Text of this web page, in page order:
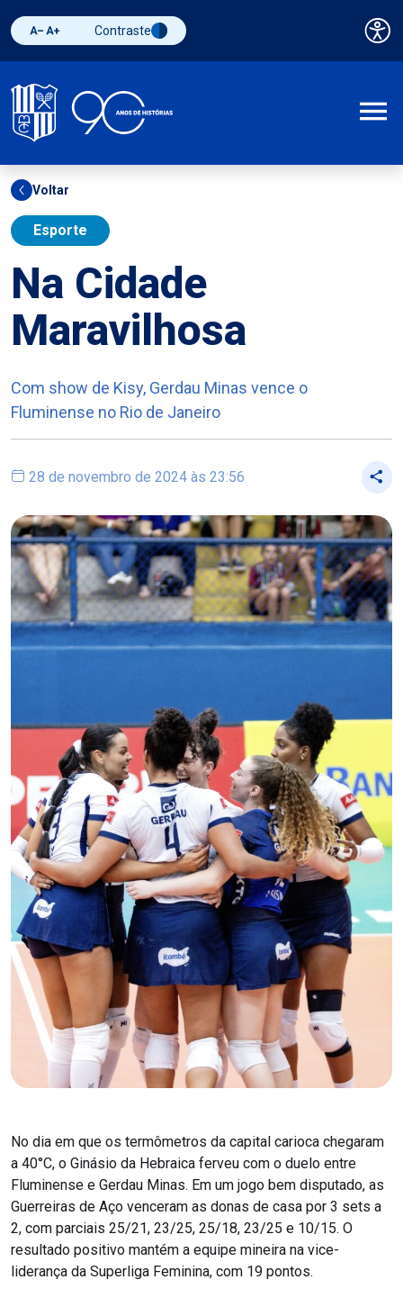
Diminuir fonte
Aumentar fonteAlternar contraste
Contraste
Voltar
Esporte
Na Cidade
Maravilhosa
Com show de Kisy, Gerdau Minas vence o
Fluminense no Rio de Janeiro
28 de novembro de 2024 às 23:56
No dia em que os termômetros da capital carioca chegaram
a 40°C, o Ginásio da Hebraica ferveu com o duelo entre
Fluminense e Gerdau Minas. Em um jogo bem disputado, as
Guerreiras de Aço venceram as donas de casa por 3 sets a
2, com parciais 25/21, 23/25, 25/18, 23/25 e 10/15. O
resultado positivo mantém a equipe mineira na vice-
liderança da Superliga Feminina, com 19 pontos.